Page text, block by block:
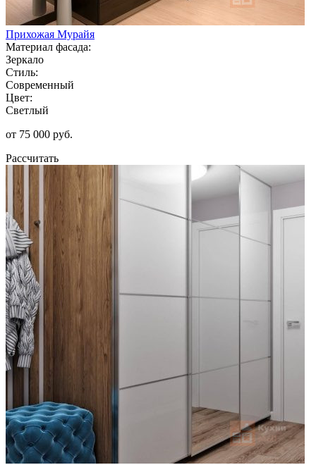
Прихожая Мурайя
Материал фасада:
Зеркало
Стиль:
Современный
Цвет:
Светлый
от 75 000 руб.
Рассчитать